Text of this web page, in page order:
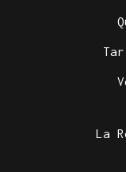
La